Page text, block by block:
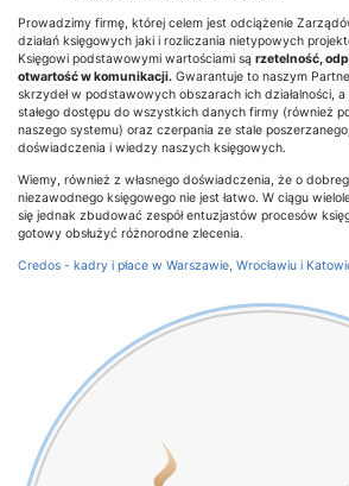
Prowadzimy firmę, której celem jest odciążenie
działań księgowych jaki i rozliczania nietypowych
Księgowi podstawowymi wartościami są rzetelność,
otwartość w komunikacji. Gwarantuje to naszym
skrzydeł w podstawowych obszarach ich działalności,
stałego dostępu do wszystkich danych firmy (również
naszego systemu) oraz czerpania ze stale
doświadczenia i wiedzy naszych księgowych.
Wiemy, również z własnego doświadczenia, że o
niezawodnego księgowego nie jest łatwo. W ciągu
się jednak zbudować zespół entuzjastów procesów
gotowy obsłużyć różnorodne zlecenia.
Credos - kadry i płace w Warszawie, Wrocławiu i